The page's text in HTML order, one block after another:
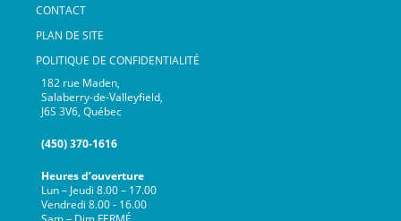
CONTACT
PLAN DE SITE
POLITIQUE DE CONFIDENTIALITÉ
182 rue Maden,
Salaberry-de-Valleyfield,
J6S 3V6, Québec
(450) 370-1616
Heures d’ouverture
Lun – Jeudi 8.00 – 17.00
Vendredi 8.00 - 16.00